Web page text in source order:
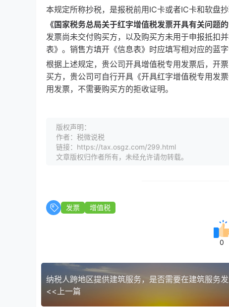
本规定所称抄税，是报税前用IC卡或者IC卡和软盘抄
《国家税务总局关于红字增值税发票开具有关问题
发票尚未交付购买方，以及购买方未用于申报抵扣
表》。销售方填开《信息表》时应填写相对应的蓝字
根据上述规定，贵公司开具增值税专用发票后，开
买方，贵公司可自行开具《开具红字增值税专用发
用发票，不需要购买方的拒收证明。
版权声明：
作者：税微说税
链接：https://tax.osgz.com/299.html
文章版权归作者所有，未经允许请勿转载。
发票 增值税
0
<<上一篇